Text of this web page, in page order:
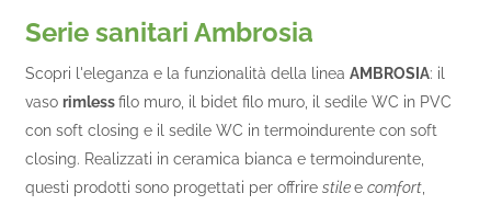
Serie sanitari Ambrosia
Scopri l'eleganza e la funzionalità della linea AMBROSIA: il
vaso rimlessfilo muro, il bidet filo muro, il sedile WC in PVC
con soft closing e il sedile WC in termoindurente con soft
closing. Realizzati in ceramica bianca e termoindurente,
questi prodotti sono progettati per offrire stilee comfort